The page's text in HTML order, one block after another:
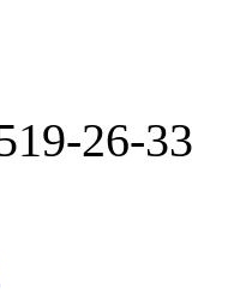
26-33